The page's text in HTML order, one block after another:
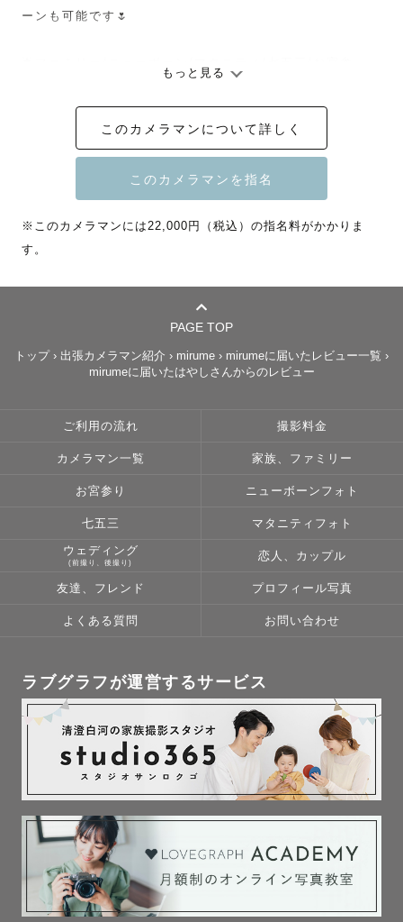
ーンも可能です🌷
◎七五三・お宮参り…社内研修での講師をしておりました
撮影以外での細やかなサポートもお
まかせください🌿🌿
子供写真スタジオにて店長を経て…
フォト写真を中心に由比ヶ浜のアトリエで暮らしながらフ
季節に合わせてイメージを一緒にご相談しながらナチュラ
お二人らしい物語のあるを写真残したいと思います！！
愛された瞬間を、一緒に大切に残すお手伝いをさせてくだ
さい！
※※現在育児中のため撮影地域を限定させていただいたり
一部日程をおやすみさせていただいております🙇‍♀️ご希望の
日程が空いてないまたはエリア外からの予約場合は事前に
公式LINEよりお問い合わせください📲※※
⚠️⚠️撮影地によっては保育園の送迎の時間や移動の関係で
ご希望のお時間にお伺いできないことがございますのであ
らかじめご了承ください。また交通費が往復¥3,000-を超
もっと見る
このカメラマンについて詳しく
※このカメラマンには22,000円（税込）の指名料がかかりま
す。
PAGE TOP
トップ › 出張カメラマン紹介 › mirume › mirumeに届いたレビュー一覧 ›
mirumeに届いたはやしさんからのレビュー
ご利用の流れ 撮影料金
カメラマン一覧 家族、ファミリー
お宮参り ニューボーンフォト
七五三 マタニティフォト
ウェディング
(前撮り、後撮り)
恋人、カップル
友達、フレンド プロフィール写真
よくある質問 お問い合わせ
ラブグラフが運営するサービス